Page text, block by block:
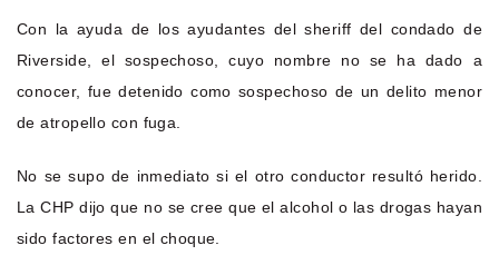
Con la ayuda de los ayudantes del sheriff del condado de
Riverside, el sospechoso, cuyo nombre no se ha dado a
conocer, fue detenido como sospechoso de un delito menor
de atropello con fuga.
No se supo de inmediato si el otro conductor resultó herido.
La CHP dijo que no se cree que el alcohol o las drogas hayan
sido factores en el choque.